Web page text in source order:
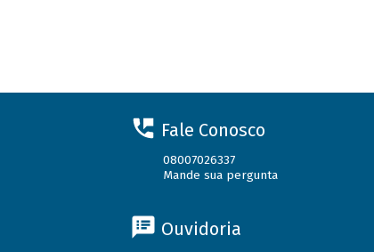
Fale Conosco
08007026337
Mande sua pergunta
Ouvidoria